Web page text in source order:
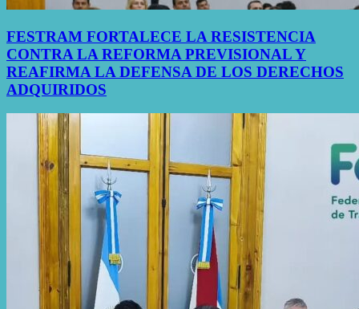
FESTRAM FORTALECE LA RESISTENCIA
CONTRA LA REFORMA PREVISIONAL Y
REAFIRMA LA DEFENSA DE LOS DERECHOS
ADQUIRIDOS